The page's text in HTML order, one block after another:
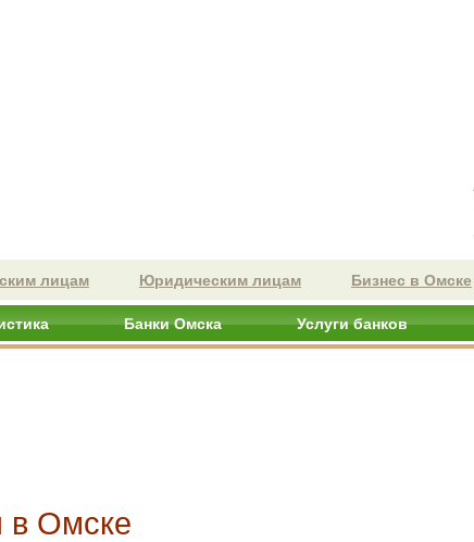
лицам Юридическим лицам Бизнес в Омске
Банки Омска Услуги банков
в Омске